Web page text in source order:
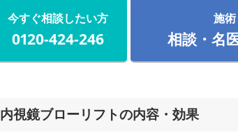
今すぐ相談したい方
0120-424-246
施
相談・名
内視鏡ブローリフトの内容・効果